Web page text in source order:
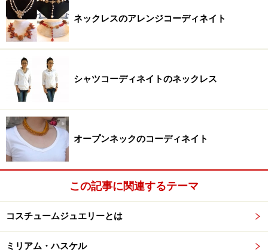
骨あたりにセットしｈてカジュアルにと使い分けられ
る。
上に羽織るものでバランスをあわせる
Tシャツはデザインがシンプルなので大きめ、デコラテ
ィブなものはミスマッチで逆につけ映えがするもので
ラウンドネックのTシャツの場合は首の根元に添う短め
のチョーカーがよりしゃれ感がでます。
ネックレスのアレンジコーディネイト
シャツコーディネイトのネックレス
オープンネックのコーディネイト
この記事に関連するテーマ
コスチュームジュエリーとは
ミリアム・ハスケル